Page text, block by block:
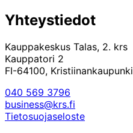
Yhteystiedot
Kauppakeskus Talas, 2. krs
Kauppatori 2
FI-64100, Kristiinankaupunki
040 569 3796
business@krs.fi
Tietosuojaseloste